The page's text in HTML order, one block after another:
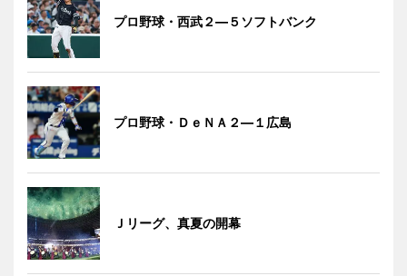
プロ野球・西武２―５ソフトバンク
プロ野球・ＤｅＮＡ２―１広島
Ｊリーグ、真夏の開幕